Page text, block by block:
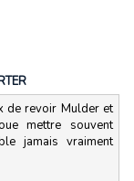
de revoir Mulder et
mettre souvent
jamais vraiment